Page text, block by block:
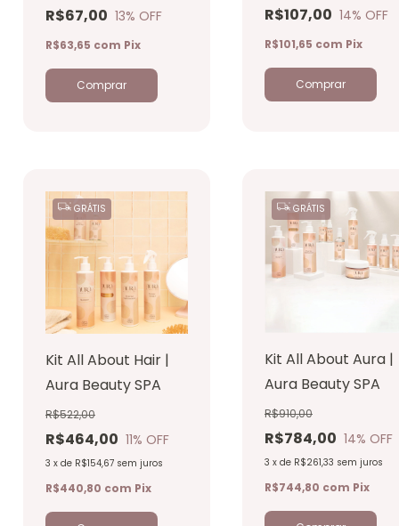
R$67,00 13% OFF
R$63,65 com Pix
R$107,00 14% OFF
R$101,65 com Pix
GRÁTIS
Kit All About Hair |
Aura Beauty SPA
R$464,00
R$522,00
11% OFF
3 x de R$154,67 sem juros
R$440,80 com Pix
GRÁTIS
Kit All About Aura |
Aura Beauty SPA
R$784,00
R$910,00
14% OFF
3 x de R$261,33 sem juros
R$744,80 com Pix